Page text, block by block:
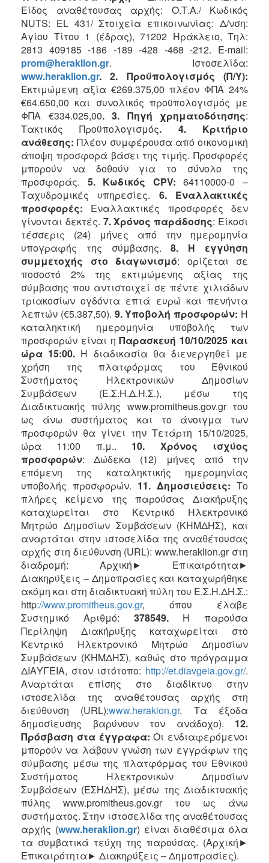
ΤΟΠΟΣ
ΠΟΛΙΤΙΣΜΟΣ
ΑΝΘΕΚΤΙΚΗ
ΠΟΛΗ
Είδος αναθέτουσας αρχής: Ο.Τ.Α./ Κωδικός
NUTS: EL 431/ Στοιχεία επικοινωνίας: Δ/νση:
Αγίου Τίτου 1 (έδρας), 71202 Ηράκλειο, Τηλ:
2813 409185 -186 -189 -428 -468 -212. E-mail:
prom@heraklion.gr. Ιστοσελίδα:
www.heraklion.gr. 2.
Προϋπολογισμός (Π/Υ):
Εκτιμώμενη αξία €269.375,00 πλέον ΦΠΑ 24%
€64.650,00 και συνολικός προϋπολογισμός με
ΦΠΑ €334.025,00. 3. Πηγή χρηματοδότησης:
Τακτικός Προϋπολογισμός. 4. Κριτήριο
ανάθεσης: Πλέον συμφέρουσα από οικονομική
άποψη προσφορά βάσει της τιμής. Προσφορές
μπορούν να δοθούν για το σύνολο της
προσφοράς. 5. Κωδικός CPV:64110000-0 –
Ταχυδρομικές υπηρεσίες. 6. Εναλλακτικές
προσφορές: Εναλλακτικές προσφορές δεν
γίνονται δεκτές. 7.Χρόνος παράδοσης: Είκοσι
τέσσερις (24) μήνες από την ημερομηνία
υπογραφής της σύμβασης.8. Η εγγύηση
συμμετοχής στο διαγωνισμό: ορίζεται σε
ποσοστό 2% της εκτιμώμενης αξίας της
σύμβασης που αντιστοιχεί σε πέντε χιλιάδων
τριακοσίων ογδόντα επτά ευρώ και πενήντα
λεπτών (€5.387,50). 9.Υποβολή προσφορών: Η
καταληκτική ημερομηνία υποβολής των
προσφορών είναι ηΠαρασκευή 10/10/2025 και
ώρα 15:00. Η διαδικασία θα διενεργηθεί με
χρήση της πλατφόρμας του Εθνικού
Συστήματος Ηλεκτρονικών Δημοσίων
Συμβάσεων (Ε.Σ.Η.Δ.Η.Σ.), μέσω της
Διαδικτυακής πύλης www.promitheus.gov.gr του
ως άνω συστήματος και το άνοιγμα των
προσφορών θα γίνει την Τετάρτη 15/10/2025,
ώρα 11:00 π.μ.. 10. Χρόνος ισχύος
προσφορών: Δώδεκα (12) μήνες από την
επόμενη της καταληκτικής ημερομηνίας
υποβολής προσφορών. 11. Δημοσιεύσεις: Το
πλήρες κείμενο της παρούσας Διακήρυξης
καταχωρείται στο Κεντρικό Ηλεκτρονικό
Μητρώο Δημοσίων Συμβάσεων (ΚΗΜΔΗΣ), και
αναρτάται στην ιστοσελίδα της αναθέτουσας
αρχής στη διεύθυνση (URL): www.heraklion.gr στη
διαδρομή: Αρχική► Επικαιρότητα►
Διακηρύξεις – Δημοπρασίες και καταχωρήθηκε
ακόμη και στη διαδικτυακή πύλη του Ε.Σ.Η.ΔΗ.Σ.:
http://www.promitheus.gov.gr, όπου έλαβε
Συστημικό Αριθμό: 378549.Η παρούσα
Περίληψη Διακήρυξης καταχωρείται στο
Κεντρικό Ηλεκτρονικό Μητρώο Δημοσίων
Συμβάσεων (ΚΗΜΔΗΣ), καθώς στο πρόγραμμα
ΔΙΑΥΓΕΙΑ, στον ιστότοπο: http://et.diavgeia.gov.gr/.
Αναρτάται επίσης στο διαδίκτυο στην
ιστοσελίδα της αναθέτουσας αρχής στη
διεύθυνση (URL):www.herakion.gr. Τα έξοδα
δημοσίευσης βαρύνουν τον ανάδοχο). 12.
Πρόσβαση στα έγγραφα: Οι ενδιαφερόμενοι
μπορούν να λάβουν γνώση των εγγράφων της
σύμβασης μέσω της πλατφόρμας του Εθνικού
Συστήματος Ηλεκτρονικών Δημοσίων
Συμβάσεων (ΕΣΗΔΗΣ), μέσω της Διαδικτυακής
πύλης www.promitheus.gov.gr του ως άνω
συστήματος. Στην ιστοσελίδα της αναθέτουσας
αρχής (www.heraklion.gr) είναι διαθέσιμα όλα
τα συμβατικά τεύχη της παρούσας. (Αρχική►
Επικαιρότητα► Διακηρύξεις – Δημοπρασίες).